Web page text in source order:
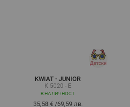
KWIAT - JUNIOR
K 5020 - E
В НАЛИЧНОСТ
35,58 €/69,59 лв.